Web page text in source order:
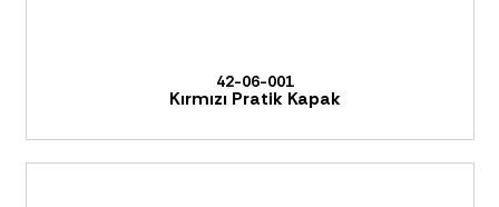
42-06-001
Kırmızı Pratik Kapak